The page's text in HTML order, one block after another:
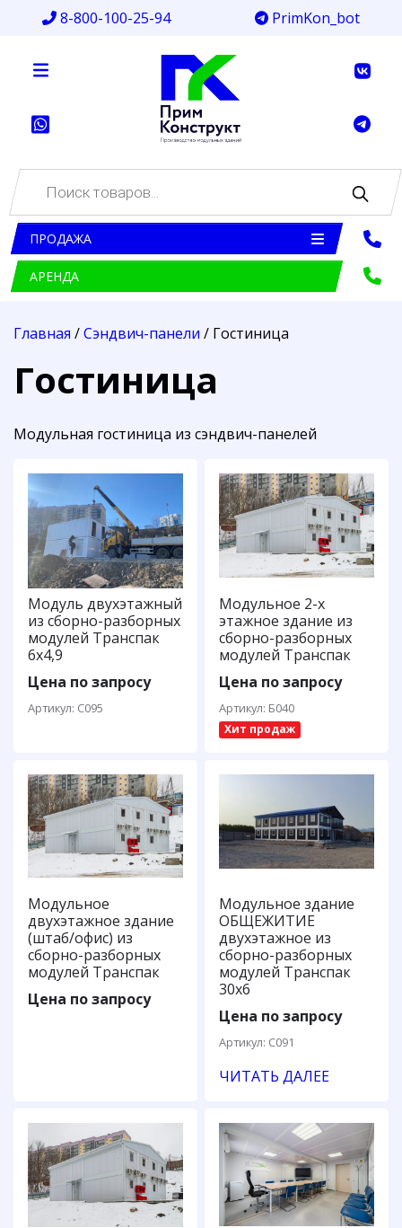
8-800-100-25-94 PrimKon_bot
Поиск
товаров
ПРОДАЖА
АРЕНДА
Главная /Сэндвич-панели / Гостиница
Гостиница
Модульная гостиница из сэндвич-панелей
Модуль двухэтажный
из сборно-разборных
модулей Транспак
6х4,9
Цена по запросу
Артикул: С095
Модульное 2-х
этажное здание из
сборно-разборных
модулей Транспак
Цена по запросу
Артикул: Б040
Хит продаж
Модульное
двухэтажное здание
(штаб/офис) из
сборно-разборных
модулей Транспак
Цена по запросу
Модульное здание
ОБЩЕЖИТИЕ
двухэтажное из
сборно-разборных
модулей Транспак
30х6
Цена по запросу
Артикул: С091
ЧИТАТЬ ДАЛЕЕ